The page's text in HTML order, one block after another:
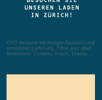
DVD Versand mit riesiger Auswahl und
portofreier Lieferung. Filme aus allen
Bereichen: Comedy, Action, Drama, ...